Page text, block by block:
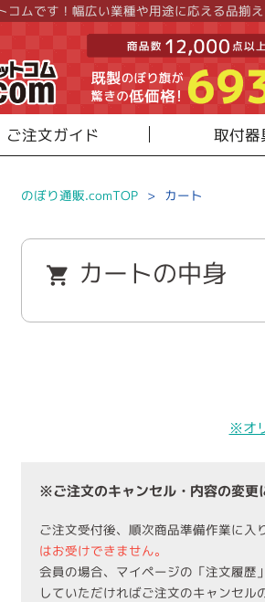
ムです！幅広い業種や用途に応える品揃え
ご注文ガイド 取付器
のぼり通販.comTOP > カート
カートの中身
※オ
※ご注文のキャンセル・内容の変更
ご注文受付後、順次商品準備作業に入
はお受けできません。
会員の場合、マイページの「注文履歴
していただければご注文のキャンセル